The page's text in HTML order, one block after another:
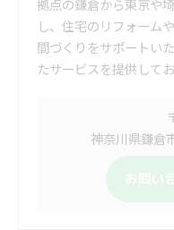
拠点の鎌倉から東京や
し、住宅のリフォーム
間づくりをサポートい
たサービスを提供してお
神奈川県鎌倉
お問い